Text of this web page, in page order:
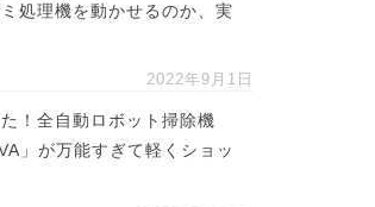
処理機を動かせるのか、実
2022年9月1日
！全自動ロボット掃除機
」が万能すぎて軽くショッ